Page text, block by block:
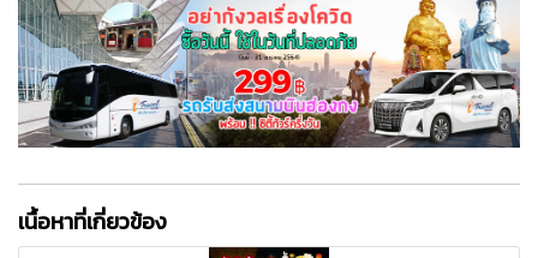
เนื้อหาที่เกี่ยวข้อง